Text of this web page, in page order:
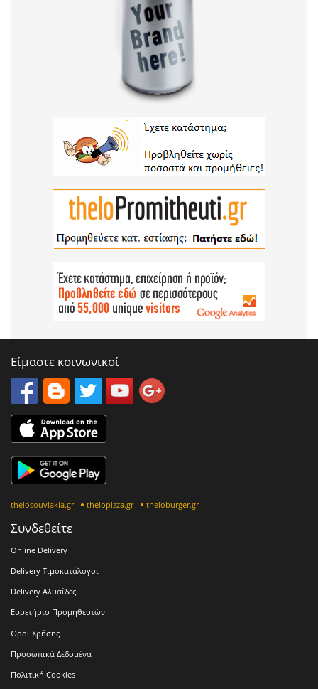
Είμαστε κοινωνικοί
thelosouvlakia.gr thelopizza.gr theloburger.gr
Συνδεθείτε
Online Delivery
Delivery Τιμοκατάλογοι
Delivery Αλυσίδες
Ευρετήριο Προμηθευτών
Όροι Χρήσης
Προσωπικά Δεδομένα
Πολιτική Cookies